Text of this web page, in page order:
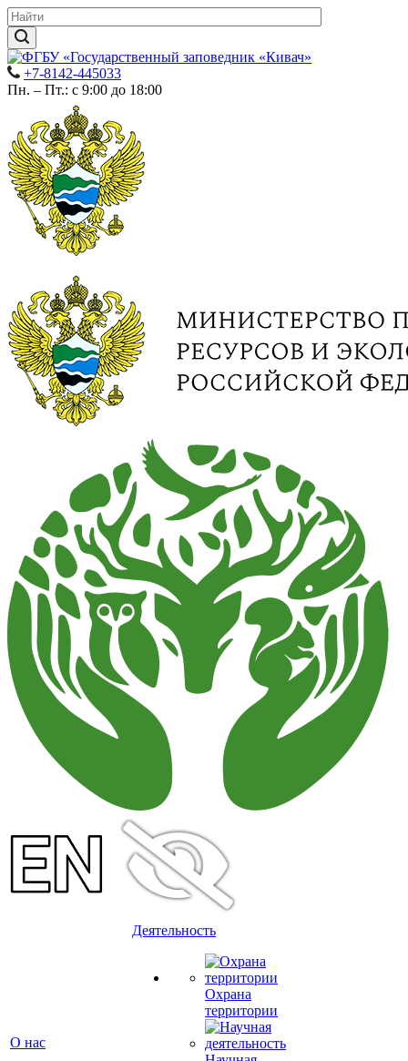
+7-8142-445033
Пн. – Пт.: с 9:00 до 18:00
О нас
Деятельность
Охрана
территории